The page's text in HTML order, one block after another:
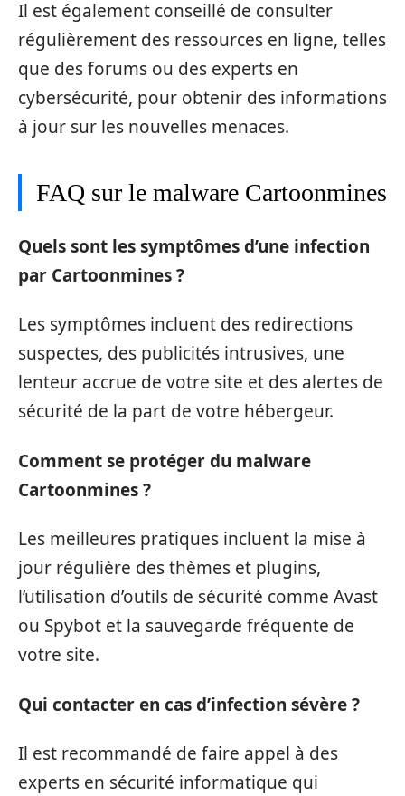
Il est également conseillé de consulter
régulièrement des ressources en ligne, telles
que des forums ou des experts en
cybersécurité, pour obtenir des informations
à jour sur les nouvelles menaces.
FAQ sur le malware Cartoonmines
Quels sont les symptômes d’une infection
par Cartoonmines ?
Les symptômes incluent des redirections
suspectes, des publicités intrusives, une
lenteur accrue de votre site et des alertes de
sécurité de la part de votre hébergeur.
Comment se protéger du malware
Cartoonmines ?
Les meilleures pratiques incluent la mise à
jour régulière des thèmes et plugins,
l’utilisation d’outils de sécurité comme Avast
ou Spybot et la sauvegarde fréquente de
votre site.
Qui contacter en cas d’infection sévère ?
Il est recommandé de faire appel à des
experts en sécurité informatique qui